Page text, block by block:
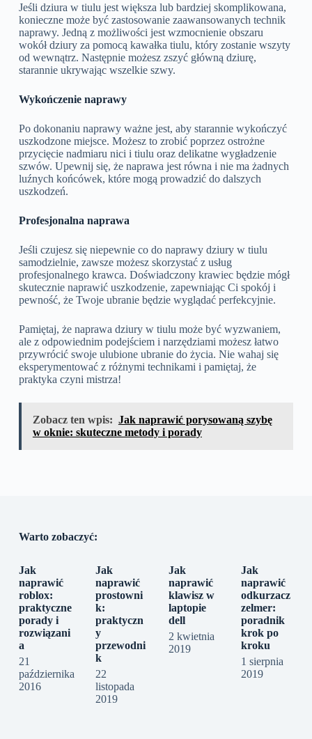
Jeśli dziura w tiulu jest większa lub bardziej skomplikowana,
konieczne może być zastosowanie zaawansowanych technik
naprawy. Jedną z możliwości jest wzmocnienie obszaru
wokół dziury za pomocą kawałka tiulu, który zostanie wszyty
od wewnątrz. Następnie możesz zszyć główną dziurę,
starannie ukrywając wszelkie szwy.
Wykończenie naprawy
Po dokonaniu naprawy ważne jest, aby starannie wykończyć
uszkodzone miejsce. Możesz to zrobić poprzez ostrożne
przycięcie nadmiaru nici i tiulu oraz delikatne wygładzenie
szwów. Upewnij się, że naprawa jest równa i nie ma żadnych
luźnych końcówek, które mogą prowadzić do dalszych
uszkodzeń.
Profesjonalna naprawa
Jeśli czujesz się niepewnie co do naprawy dziury w tiulu
samodzielnie, zawsze możesz skorzystać z usług
profesjonalnego krawca. Doświadczony krawiec będzie mógł
skutecznie naprawić uszkodzenie, zapewniając Ci spokój i
pewność, że Twoje ubranie będzie wyglądać perfekcyjnie.
Pamiętaj, że naprawa dziury w tiulu może być wyzwaniem,
ale z odpowiednim podejściem i narzędziami możesz łatwo
przywrócić swoje ulubione ubranie do życia. Nie wahaj się
eksperymentować z różnymi technikami i pamiętaj, że
praktyka czyni mistrza!
Zobacz ten wpis: Jak naprawić porysowaną szybę
w oknie: skuteczne metody i porady
Warto zobaczyć:
Jak
naprawić
roblox:
praktyczne
porady i
rozwiązani
a
21
października
2016
Jak
naprawić
prostowni
k:
praktyczn
y
przewodni
k
22
listopada
2019
Jak
naprawić
klawisz w
laptopie
dell
2 kwietnia
2019
Jak
naprawić
odkurzacz
zelmer:
poradnik
krok po
kroku
1 sierpnia
2019